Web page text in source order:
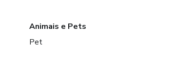
Animais e Pets
Pet